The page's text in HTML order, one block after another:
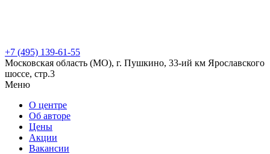
+7 (495) 139-61-55
Московская область (МО), г. Пушкино, 33-ий км Ярославского
шоссе, стр.3
Меню
О центре
Об авторе
Цены
Акции
Вакансии